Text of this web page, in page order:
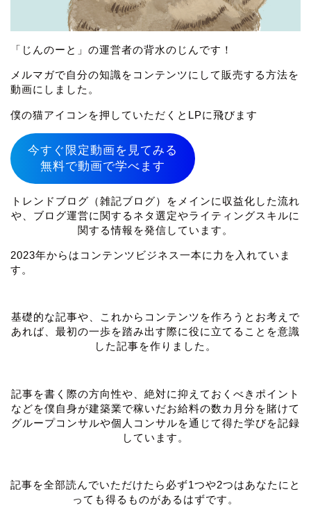
「じんのーと」の運営者の背水のじんです！
メルマガで自分の知識をコンテンツにして販売する方法を
動画にしました。
僕の猫アイコンを押していただくとLPに飛びます
今すぐ限定動画を見てみる
無料で動画で学べます
トレンドブログ（雑記ブログ）をメインに収益化した流れ
や、ブログ運営に関するネタ選定やライティングスキルに
関する情報を発信しています。
2023年からはコンテンツビジネス一本に力を入れていま
す。
基礎的な記事や、これからコンテンツを作ろうとお考えで
あれば、最初の一歩を踏み出す際に役に立てることを意識
した記事を作りました。
記事を書く際の方向性や、絶対に抑えておくべきポイント
などを僕自身が建築業で稼いだお給料の数カ月分を賭けて
グループコンサルや個人コンサルを通じて得た学びを記録
しています。
記事を全部読んでいただけたら必ず1つや2つはあなたにと
っても得るものがあるはずです。